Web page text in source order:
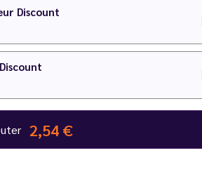
des stocks, il est possible que vous
Discount
2,54 €